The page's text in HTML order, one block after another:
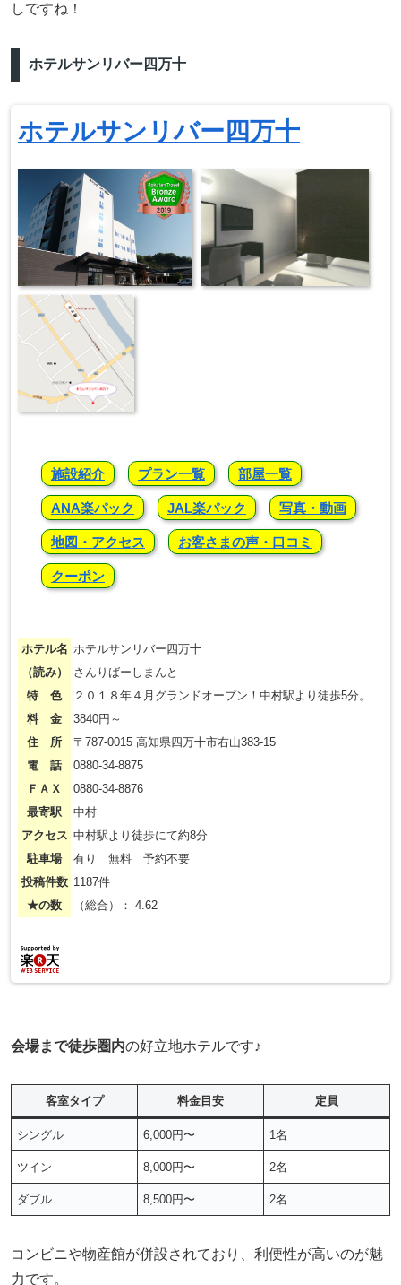
しですね！
ホテルサンリバー四万十
ホテルサンリバー四万十
施設紹介 プラン一覧 部屋一覧
ANA楽パック JAL楽パック 写真・動画
地図・アクセス お客さまの声・口コミ
クーポン
ホテル名 ホテルサンリバー四万十
（読み）
さんりばーしまんと
特 色
２０１８年４月グランドオープン！中村駅より徒歩5分。
料 金
3840円～
住 所
〒787-0015 高知県四万十市右山383-15
電 話
0880-34-8875
ＦＡＸ
0880-34-8876
最寄駅
中村
アクセス 中村駅より徒歩にて約8分
駐車場
有り 無料 予約不要
投稿件数 1187件
★の数
（総合）： 4.62
会場まで徒歩圏内の好立地ホテルです♪
客室タイプ 料金目安 定員
シングル 6,000円〜 1名
ツイン 8,000円〜 2名
ダブル 8,500円〜 2名
コンビニや物産館が併設されており、利便性が高いのが魅
力です。